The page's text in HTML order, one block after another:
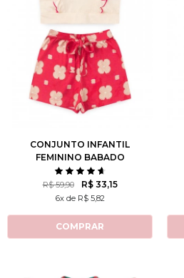
3 4 6 8
CONJUNTO INFANTIL
FEMININO BABADO
DELICADO
R$ 59,90 R$ 33,15
6x de R$ 5,82
COMPRAR